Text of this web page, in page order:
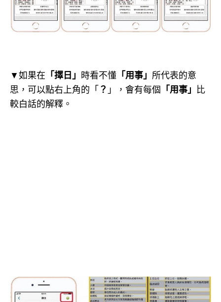
▼如果在 「擇日」 時看不懂 「用事」 所代表的意
思，可以點右上角的「 ？ 」，會有每個 「用事」
比
較白話的解釋。